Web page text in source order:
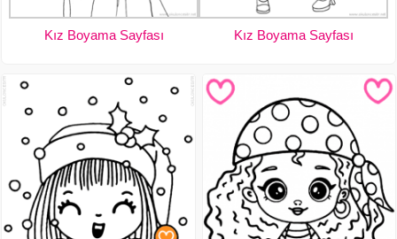
Kız Boyama Sayfası Kız Boyama Sayfası